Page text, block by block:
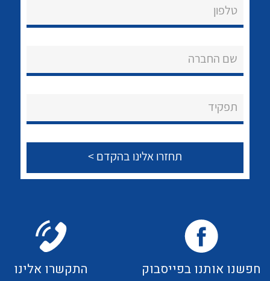
שירותי תמיכה
לכל מוצרי היצרן לכל מוצרי היצרן
טלפון
שם החברה
תפקיד
חפשנו אותנו בפייסבוק התקשרו אלינו